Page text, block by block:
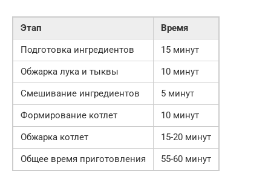
Этап
Время
Подготовка ингредиентов
15 минут
Обжарка лука и тыквы
10 минут
Смешивание ингредиентов
5 минут
Формирование котлет
10 минут
Обжарка котлет
15-20 минут
Общее время приготовления
55-60 минут